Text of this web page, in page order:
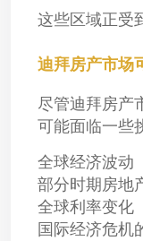
这些区域正受
迪拜房产市场
尽管迪拜房产
可能面临一些
全球经济波动
部分时期房地
全球利率变化
国际经济危机